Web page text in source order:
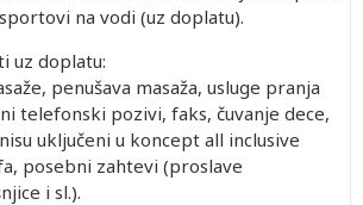
na vodi (uz doplatu).
uz doplatu:
penušava masaža, usluge pranja
telefonski pozivi, faks, čuvanje dece,
uključeni u koncept all inclusive
posebni zahtevi (proslave
i sl.).